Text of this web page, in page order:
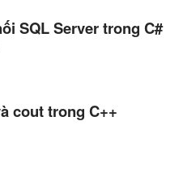
SQL Server trong C#
cout trong C++